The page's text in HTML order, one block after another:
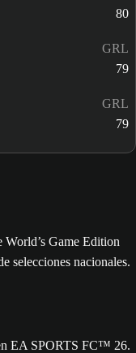
80
GRL
79
GRL
79
EA SPORTS FC™ 26.